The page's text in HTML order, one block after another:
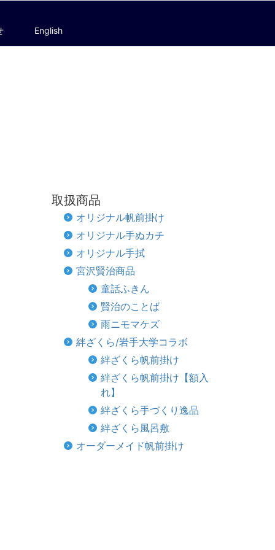
English
取扱商品
オリジナル帆前掛け
オリジナル手ぬカチ
オリジナル手拭
宮沢賢治商品
童話ふきん
賢治のことば
雨ニモマケズ
絆ざくら/岩手大学コラボ
絆ざくら帆前掛け
絆ざくら帆前掛け【額入
れ】
絆ざくら手づくり逸品
絆ざくら風呂敷
オーダーメイド帆前掛け